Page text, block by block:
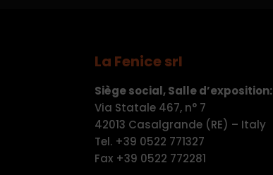
La Fenice srl
Siège social, Salle d’exposition:
Via Statale 467, n° 7
42013 Casalgrande (RE) – Italy
Tel. +39 0522 771327
Fax +39 0522 772281